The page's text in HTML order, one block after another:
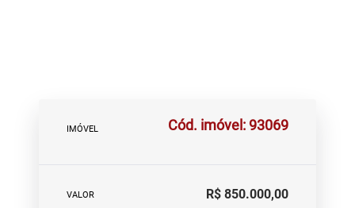
IMÓVEL Cód. imóvel: 93069
VALOR R$ 850.000,00